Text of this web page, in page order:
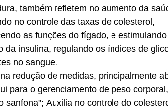
também refletem no aumento da
no controle das taxas de colesterol,
as funções do fígado, e
da insulina, regulando os índices de
no sangue.
redução de medidas, principalmente
para o gerenciamento de peso
sanfona"; Auxilia no controle do